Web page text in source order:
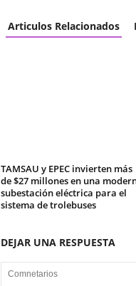
Articulos Relacionados
TAMSAU y EPEC invierten más
de $27 millones en una
subestación eléctrica para el
sistema de trolebuses
DEJAR UNA RESPUESTA